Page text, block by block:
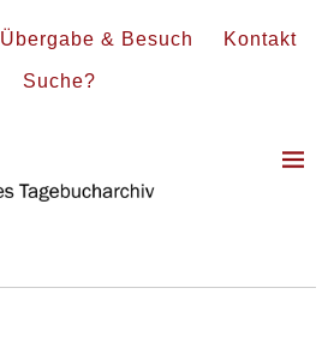
Übergabe & Besuch Kontakt
Suche?